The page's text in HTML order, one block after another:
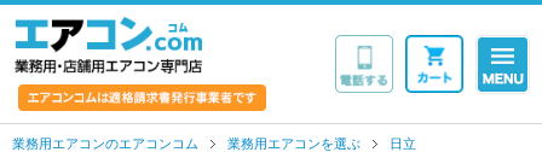
業務用エアコンのエアコンコム 業務用エアコンを選ぶ
日立